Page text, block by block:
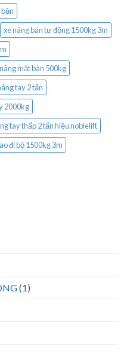
xe nâng bán tự động 1500kg 3m
mặt bàn 500kg
tay 2 tấn
2000kg
tay thấp 2 tấn hiệu noblelift
đi bộ 1500kg 3m
(1)